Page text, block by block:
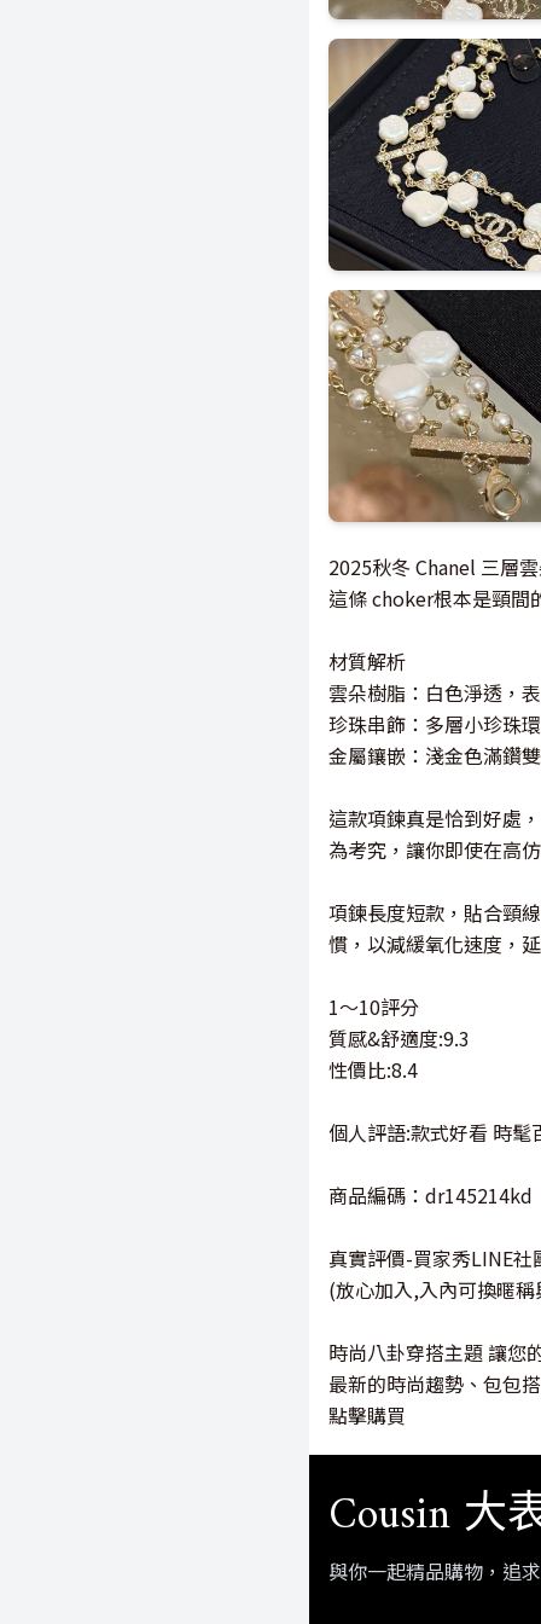
2025秋冬 Chanel 三層
這條 choker根本是頸間
材質解析
雲朵樹脂：白色淨透，
珍珠串飾：多層小珍珠
金屬鑲嵌：淺金色滿鑽
這款項鍊真是恰到好處
為考究，讓你即使在高
項鍊長度短款，貼合頸
慣，以減緩氧化速度，
1～10評分
質感&舒適度:9.3
性價比:8.4
個人評語:款式好看 時髦
商品編碼：dr145214kd
真實評價-買家秀LINE社
(放心加入,入內可換暱
時尚八卦穿搭主題 讓您
最新的時尚趨勢、包包
點擊購買
Cousin 大
與你一起精品購物，追